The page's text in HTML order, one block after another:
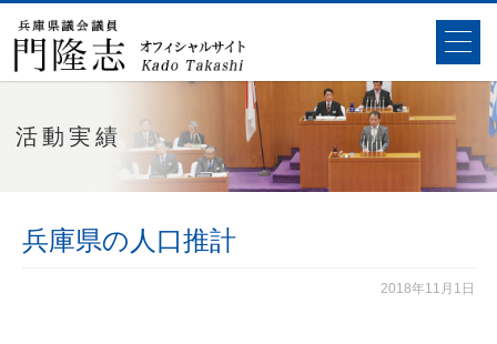
活動実績
兵庫県の人口推計
2018年11月1日